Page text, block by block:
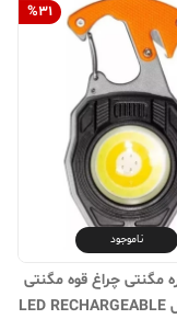
%31
ناموجود
چراغ ۷ کاره مگنتی چراغ قوه مگنتی
۷ کاره مدل LED RECHARGEABLE